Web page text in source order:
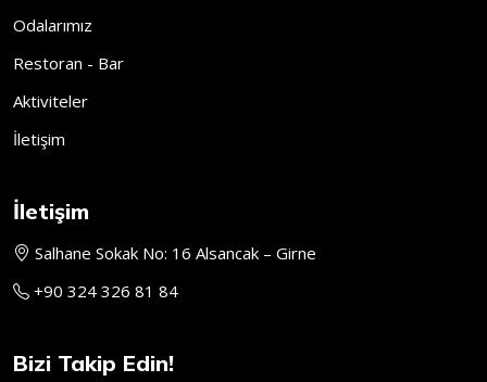
Odalarımız
Restoran - Bar
Aktiviteler
İletişim
İletişim
Salhane Sokak No: 16 Alsancak – Girne
+90 324 326 81 84
Bizi Takip Edin!